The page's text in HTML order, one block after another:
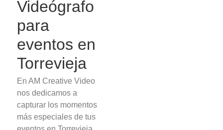
Videógrafo
para
eventos en
Torrevieja
En AM Creative Video
nos dedicamos a
capturar los momentos
más especiales de tus